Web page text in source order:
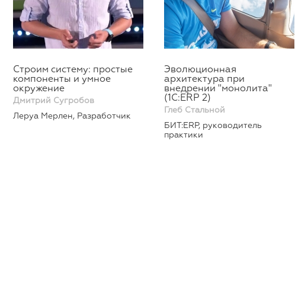
Строим систему: простые
компоненты и умное
окружение
Дмитрий Сугробов
Леруа Мерлен, Разработчик
Эволюционная
архитектура при
внедрении "монолита"
(1С:ERP 2)
Глеб Стальной
БИТ:ERP, руководитель
практики